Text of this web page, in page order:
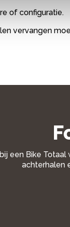
of configuratie.
vervangen
een Bike
achterhalen